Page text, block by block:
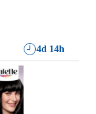
4d 14h